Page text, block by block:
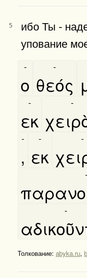
5
ибо Ты -
упование
ο
-
θεός
-
εκ
- -
,
-
εκ
- -
-
-
Толкование: abyka.ru,